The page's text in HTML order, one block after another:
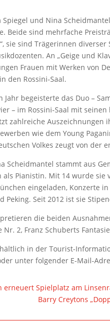
Spiegel und Nina
Beide sind mehrfache
sie sind Trägerinnen
An „Geige und
Frauen mit Werken von
den Rossini-Saal.
Jahr begeisterte das Duo –
– im Rossini-Saal mit
zahlreiche Auszeichnungen
wie dem Young
Volkes zeugt von der
Scheidmantel stammt aus
Pianistin. Mit 14 wurde sie
eingeladen, Konzerte
Peking. Seit 2012 ist sie
die beiden
Nr. 2, Franz Schuberts
in der Tourist-
unter folgender E-Mail-
erneuert Spielplatz am
Barry Creytons